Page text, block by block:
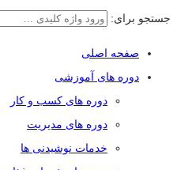
جستجو برای:
صفحه اصلی
دوره های آموزشی
دوره های کسب و کار
دوره های مدیریت
خدمات نوشیدنی ها